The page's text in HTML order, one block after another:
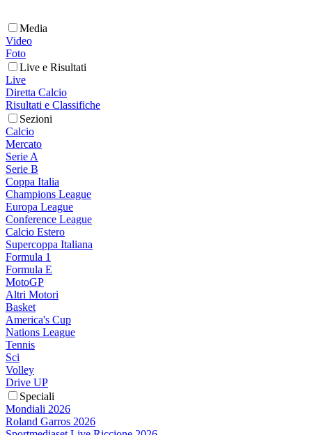
Media
Video
Foto
Live e Risultati
Live
Diretta Calcio
Risultati e Classifiche
Sezioni
Calcio
Mercato
Serie A
Serie B
Coppa Italia
Champions League
Europa League
Conference League
Calcio Estero
Supercoppa Italiana
Formula 1
Formula E
MotoGP
Altri Motori
Basket
America's Cup
Nations League
Tennis
Sci
Volley
Drive UP
Speciali
Mondiali 2026
Roland Garros 2026